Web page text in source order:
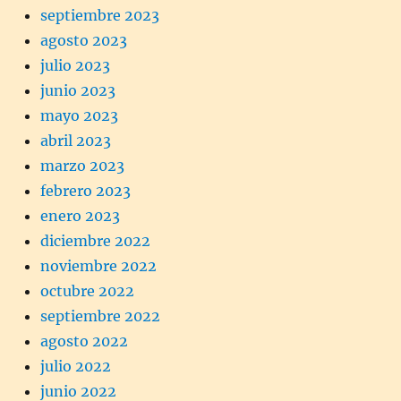
septiembre 2023
agosto 2023
julio 2023
junio 2023
mayo 2023
abril 2023
marzo 2023
febrero 2023
enero 2023
diciembre 2022
noviembre 2022
octubre 2022
septiembre 2022
agosto 2022
julio 2022
junio 2022